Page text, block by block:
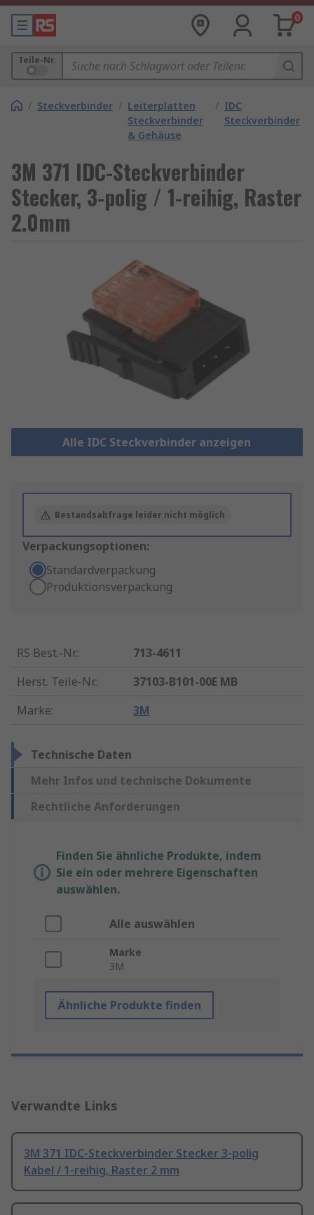
0
Teile-Nr.
/ Steckverbinder / Leiterplatten
Steckverbinder
& Gehäuse
/ IDC
Steckverbinder
3M 371 IDC-Steckverbinder
Stecker, 3-polig / 1-reihig, Raster
2.0mm
Alle IDC Steckverbinder anzeigen
Bestandsabfrage leider nicht möglich
Verpackungsoptionen:
Standardverpackung
Produktionsverpackung
RS Best.-Nr.:
713-4611
Herst. Teile-Nr.:
37103-B101-00E MB
Marke: 3M
Technische Daten
Mehr Infos und technische Dokumente
Rechtliche Anforderungen
Finden Sie ähnliche Produkte, indem
Sie ein oder mehrere Eigenschaften
auswählen.
Alle auswählen
Marke
3M
Ähnliche Produkte finden
Verwandte Links
3M 371 IDC-Steckverbinder Stecker 3-polig
Kabel / 1-reihig, Raster 2 mm